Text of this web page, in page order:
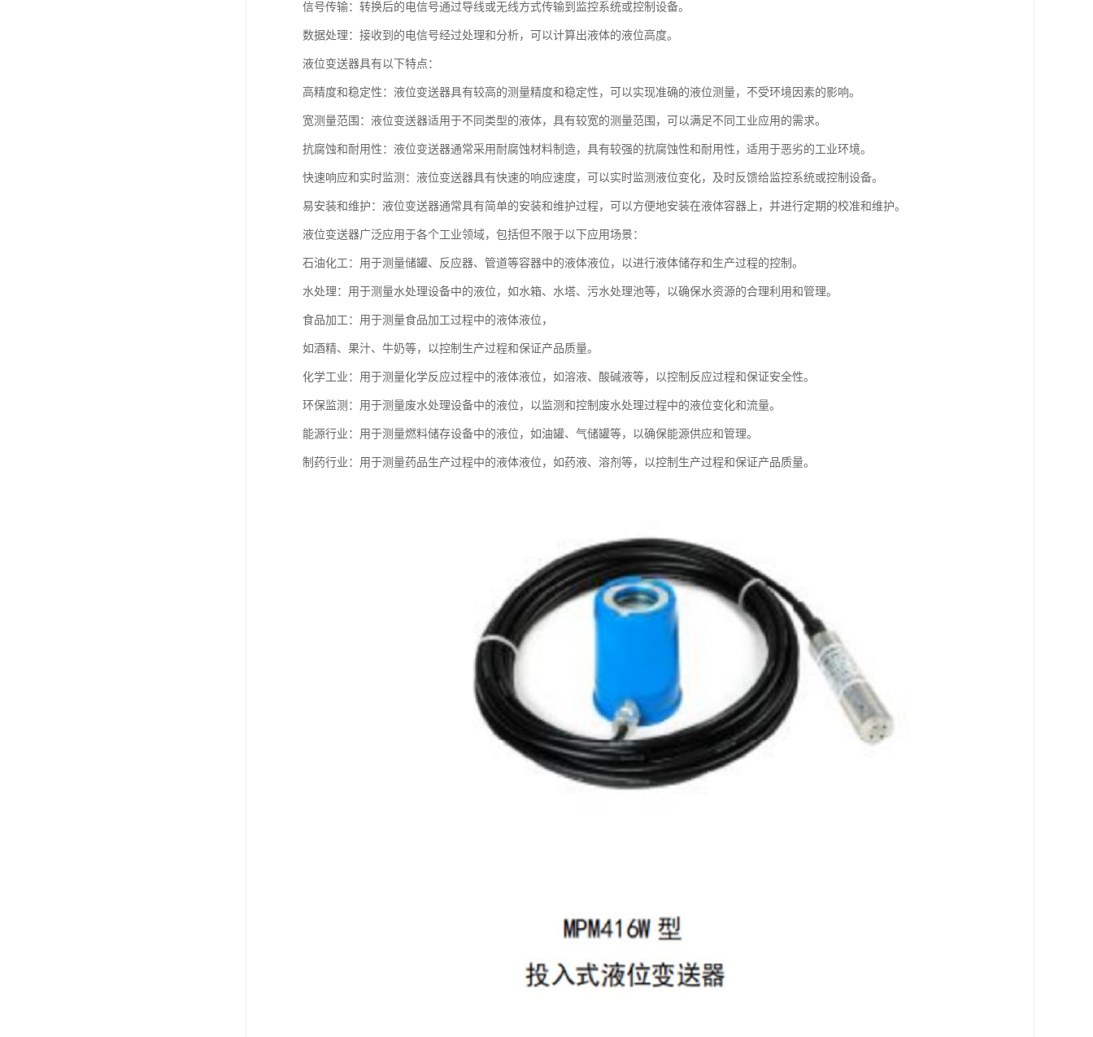
信号传输：转换后的电信号通过导线或无线方式传输到监控系统或控制设备。
数据处理：接收到的电信号经过处理和分析，可以计算出液体的液位高度。
液位变送器具有以下特点：
高精度和稳定性：液位变送器具有较高的测量精度和稳定性，可以实现准确的液位测量，不受环境因素的影响。
宽测量范围：液位变送器适用于不同类型的液体，具有较宽的测量范围，可以满足不同工业应用的需求。
抗腐蚀和耐用性：液位变送器通常采用耐腐蚀材料制造，具有较强的抗腐蚀性和耐用性，适用于恶劣的工业环境。
快速响应和实时监测：液位变送器具有快速的响应速度，可以实时监测液位变化，及时反馈给监控系统或控制设备。
易安装和维护：液位变送器通常具有简单的安装和维护过程，可以方便地安装在液体容器上，并进行定期的校准和维护。
液位变送器广泛应用于各个工业领域，包括但不限于以下应用场景：
石油化工：用于测量储罐、反应器、管道等容器中的液体液位，以进行液体储存和生产过程的控制。
水处理：用于测量水处理设备中的液位，如水箱、水塔、污水处理池等，以确保水资源的合理利用和管理。
食品加工：用于测量食品加工过程中的液体液位，
如酒精、果汁、牛奶等，以控制生产过程和保证产品质量。
化学工业：用于测量化学反应过程中的液体液位，如溶液、酸碱液等，以控制反应过程和保证安全性。
环保监测：用于测量废水处理设备中的液位，以监测和控制废水处理过程中的液位变化和流量。
能源行业：用于测量燃料储存设备中的液位，如油罐、气储罐等，以确保能源供应和管理。
制药行业：用于测量药品生产过程中的液体液位，如药液、溶剂等，以控制生产过程和保证产品质量。